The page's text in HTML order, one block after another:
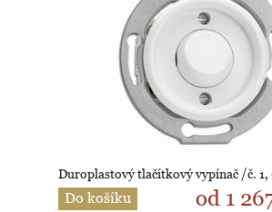
Duroplastový tlačítkový vypínač /č. 1,
Do košíku od 1